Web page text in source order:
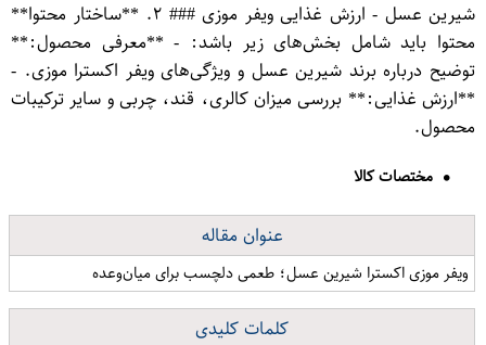
شیرین عسل - ارزش غذایی ویفر موزی ### ۲. **ساختار محتوا**
محتوا باید شامل بخش‌های زیر باشد: - **معرفی محصول:**
توضیح درباره برند شیرین عسل و ویژگی‌های ویفر اکسترا موزی. -
**ارزش غذایی:** بررسی میزان کالری، قند، چربی و سایر ترکیبات
محصول.
مختصات کالا
عنوان مقاله
ویفر موزی اکسترا شیرین عسل؛ طعمی دلچسب برای میان‌وعده
کلمات کلیدی